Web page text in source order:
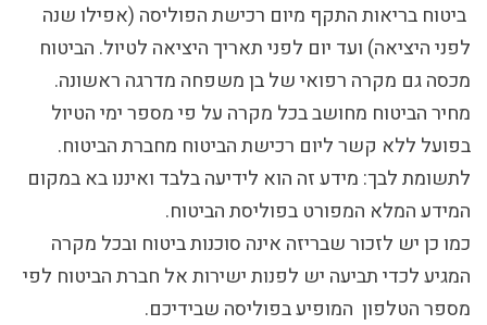
ביטוח בריאות התקף מיום רכישת הפוליסה (אפילו שנה
לפני היציאה) ועד יום לפני תאריך היציאה לטיול. הביטוח
מכסה גם מקרה רפואי של בן משפחה מדרגה ראשונה.
מחיר הביטוח מחושב בכל מקרה על פי מספר ימי הטיול
בפועל ללא קשר ליום רכישת הביטוח מחברת הביטוח.
לתשומת לבך: מידע זה הוא לידיעה בלבד ואיננו בא במקום
המידע המלא המפורט בפוליסת הביטוח.
כמו כן יש לזכור שבריזה אינה סוכנות ביטוח ובכל מקרה
המגיע לכדי תביעה יש לפנות ישירות אל חברת הביטוח לפי
מספר הטלפון המופיע בפוליסה שבידיכם.